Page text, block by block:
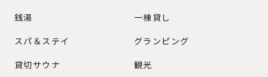
銭湯
スパ＆ステイ
貸切サウナ
一棟貸し
グランピング
観光